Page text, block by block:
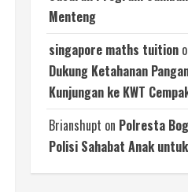
Menteng
singapore maths tuition
Dukung Ketahanan
Kunjungan ke KWT
Brianshupt on Polresta
Polisi Sahabat Anak